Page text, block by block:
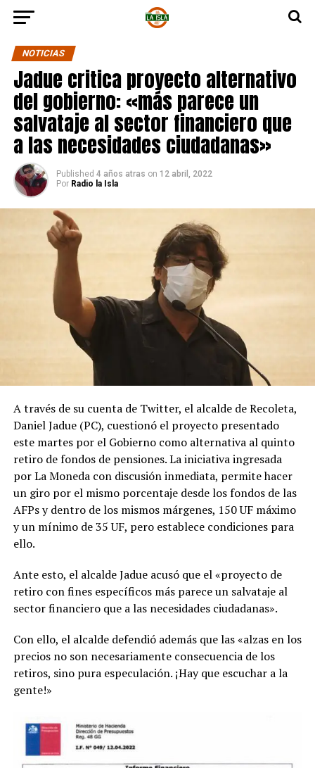
NOTICIAS
Jadue critica proyecto alternativo
del gobierno: «más parece un
salvataje al sector financiero que
a las necesidades ciudadanas»
Published 4 años atras on 12 abril, 2022
Por Radio la Isla
A través de su cuenta de Twitter, el alcalde de Recoleta,
Daniel Jadue (PC), cuestionó el proyecto presentado
este martes por el Gobierno como alternativa al quinto
retiro de fondos de pensiones. La iniciativa ingresada
por La Moneda con discusión inmediata, permite hacer
un giro por el mismo porcentaje desde los fondos de las
AFPs y dentro de los mismos márgenes, 150 UF máximo
y un mínimo de 35 UF, pero establece condiciones para
ello.
Ante esto, el alcalde Jadue acusó que el «proyecto de
retiro con fines específicos más parece un salvataje al
sector financiero que a las necesidades ciudadanas».
Con ello, el alcalde defendió además que las «alzas en los
precios no son necesariamente consecuencia de los
retiros, sino pura especulación. ¡Hay que escuchar a la
gente!»